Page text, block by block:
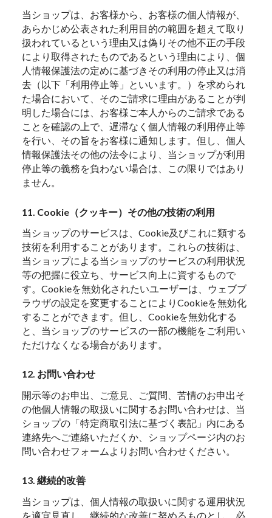
当ショップは、お客様から、お客様の個人情報が、
あらかじめ公表された利用目的の範囲を超えて取り
扱われているという理由又は偽りその他不正の手段
により取得されたものであるという理由により、個
人情報保護法の定めに基づきその利用の停止又は消
去（以下「利用停止等」といいます。）を求められ
た場合において、そのご請求に理由があることが判
明した場合には、お客様ご本人からのご請求である
ことを確認の上で、遅滞なく個人情報の利用停止等
を行い、その旨をお客様に通知します。但し、個人
情報保護法その他の法令により、当ショップが利用
停止等の義務を負わない場合は、この限りではあり
ません。
11. Cookie（クッキー）その他の技術の利用
当ショップのサービスは、Cookie及びこれに類する
技術を利用することがあります。これらの技術は、
当ショップによる当ショップのサービスの利用状況
等の把握に役立ち、サービス向上に資するもので
す。Cookieを無効化されたいユーザーは、ウェブブ
ラウザの設定を変更することによりCookieを無効化
することができます。但し、Cookieを無効化する
と、当ショップのサービスの一部の機能をご利用い
ただけなくなる場合があります。
12. お問い合わせ
開示等のお申出、ご意見、ご質問、苦情のお申出そ
の他個人情報の取扱いに関するお問い合わせは、当
ショップの「特定商取引法に基づく表記」内にある
連絡先へご連絡いただくか、ショップページ内のお
問い合わせフォームよりお問い合わせください。
13. 継続的改善
当ショップは、個人情報の取扱いに関する運用状況
を適宜見直し、継続的な改善に努めるものとし、必